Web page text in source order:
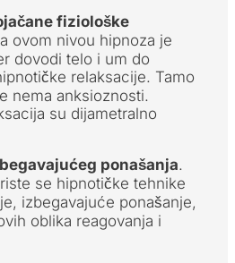
fiziološke
ovom nivou hipnoza je
dovodi telo i um do
relaksacije. Tamo
nema anksioznosti.
su dijametralno
ponašanja.
se hipnotičke tehnike
izbegavajuće ponašanje,
oblika reagovanja i